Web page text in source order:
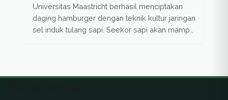
Universitas Maastricht berhasil menciptakan
daging hamburger dengan teknik kultur jaringan
sel induk tulang sapi. Seekor sapi akan mampu
Ruetzler sukarelawan yang mencoba